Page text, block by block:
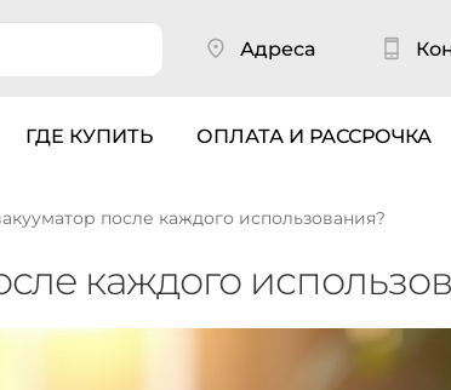
Адреса
ГДЕ КУПИТЬ ОПЛАТА И РАССРОЧКА
после каждого использования?
каждого